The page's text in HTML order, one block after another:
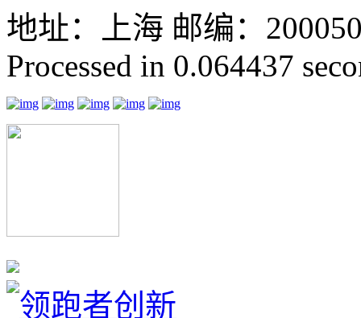
地址：上海 邮编：
Processed in 0.064437